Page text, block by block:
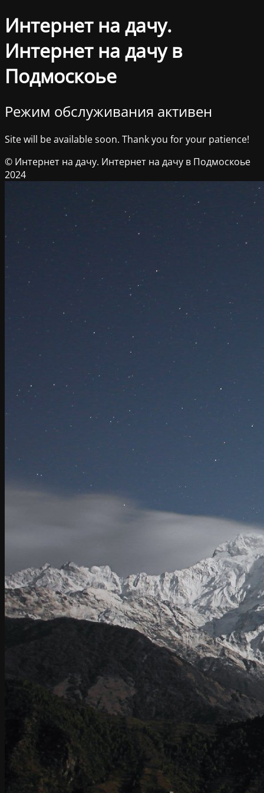
Интернет на дачу.
Интернет на дачу в
Подмоскоье
Режим обслуживания активен
Site will be available soon. Thank you for your patience!
© Интернет на дачу. Интернет на дачу в Подмоскоье
2024